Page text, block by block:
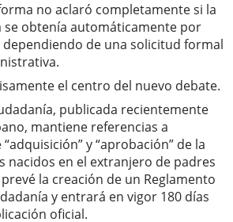
no aclaró completamente si la
se obtenía automáticamente por
dependiendo de una solicitud formal
el centro del nuevo debate.
publicada recientemente
mantiene referencias a
y “aprobación” de la
nacidos en el extranjero de padres
la creación de un Reglamento
y entrará en vigor 180 días
oficial.